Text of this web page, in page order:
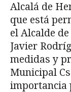
Alcalá de
que está
el Alcalde
Javier
medidas y
Municipal
importancia